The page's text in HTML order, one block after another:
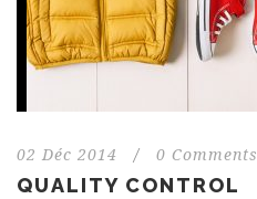
02 Déc 2014 / 0 Comments
QUALITY CONTROL